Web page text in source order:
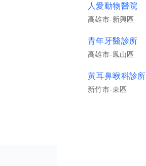
人愛動物醫院
高雄市-新興區
青年牙醫診所
高雄市-鳳山區
黃耳鼻喉科診所
新竹市-東區